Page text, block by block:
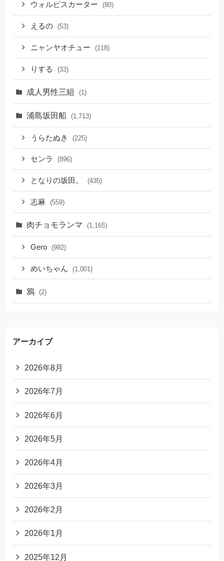
ウォルピスカーター (80)
えるの (53)
ニャンヤオチュー (118)
りする (33)
成人男性三組 (1)
浦島坂田船 (1,713)
うらたぬき (225)
センラ (896)
となりの坂田。 (435)
志麻 (559)
肉チョモランマ (1,165)
Gero (992)
めいちゃん (1,001)
鴉 (2)
アーカイブ
2026年8月
2026年7月
2026年6月
2026年5月
2026年4月
2026年3月
2026年2月
2026年1月
2025年12月